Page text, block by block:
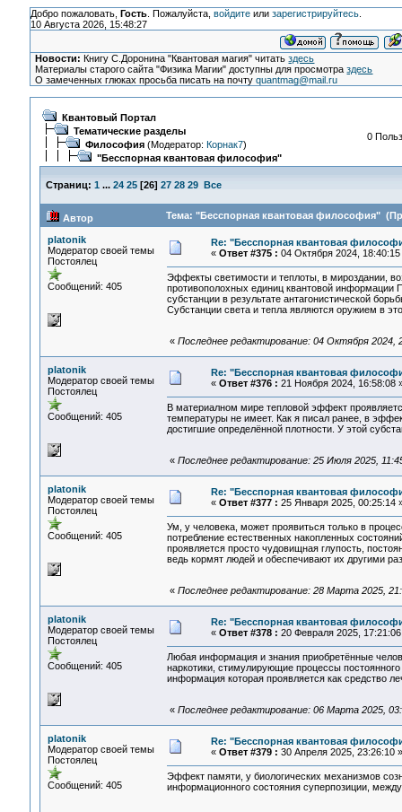
Добро пожаловать, Гость. Пожалуйста, войдитеили зарегистрируйтесь.
10 Августа 2026, 15:48:27
Новости: Книгу С.Доронина "Квантовая магия" читатьздесь
Материалы старого сайта "Физика Магии" доступны для просмотраздесь
О замеченных глюках просьба писать на почтуquantmag@mail.ru
Квантовый Портал
Тематические разделы
Философия(Модератор: Корнак7)
"Бесспорная квантовая философия"
0
Страниц: 1 ... 24 25[26] 27 28 29 Все
Автор Тема: "Бесспорная квантовая философия"
platonik
Модератор своей темы
Постоялец
Сообщений: 405
Re: "Бесспорная квантовая
« Ответ #375 : 04 Октября 2024, 18:40:15
Эффекты светимости и теплоты, в мироздании,
противополохных единиц квантовой информации
субстанции в результате антагонистической
Субстанции света и тепла являются оружием в
« Последнее редактирование: 04 Октября 2024,
platonik
Модератор своей темы
Постоялец
Сообщений: 405
Re: "Бесспорная квантовая
« Ответ #376 : 21 Ноября 2024, 16:58:08
В материалном мире тепловой эффект
температуры не имеет. Как я писал ранее, в
достигшие определённой плотности. У этой
« Последнее редактирование: 25 Июля 2025,
platonik
Модератор своей темы
Постоялец
Сообщений: 405
Re: "Бесспорная квантовая
« Ответ #377 : 25 Января 2025, 00:25:14
Ум, у человека, может проявиться только в
потребление естественных накопленных
проявляется просто чудовищная глупость,
ведь кормят людей и обеспечивают их другими
« Последнее редактирование: 28 Марта 2025,
platonik
Модератор своей темы
Постоялец
Сообщений: 405
Re: "Бесспорная квантовая
« Ответ #378 : 20 Февраля 2025,
Любая информация и знания приобретённые
наркотики, стимулирующие процессы
информация которая проявляется как средство
« Последнее редактирование: 06 Марта 2025,
platonik
Модератор своей темы
Постоялец
Сообщений: 405
Re: "Бесспорная квантовая
« Ответ #379 : 30 Апреля 2025, 23:26:10 »
Эффект памяти, у биологических механизмов
информационного состояния суперпозиции,